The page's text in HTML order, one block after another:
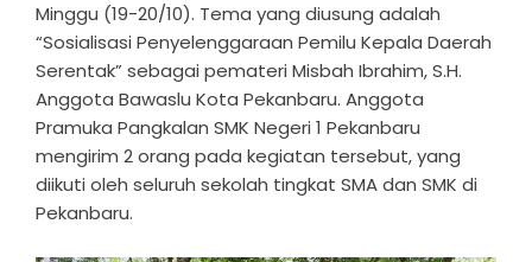
Minggu (19-20/10). Tema yang diusung adalah
“Sosialisasi Penyelenggaraan Pemilu Kepala Daerah
Serentak” sebagai pemateri Misbah Ibrahim, S.H.
Anggota Bawaslu Kota Pekanbaru. Anggota
Pramuka Pangkalan SMK Negeri 1 Pekanbaru
mengirim 2 orang pada kegiatan tersebut, yang
diikuti oleh seluruh sekolah tingkat SMA dan SMK di
Pekanbaru.